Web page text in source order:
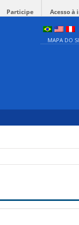
Participe Acesso à
MAPA DO